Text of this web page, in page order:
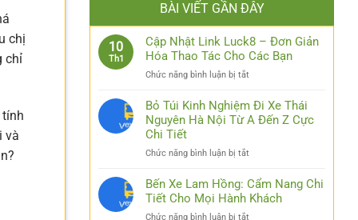
chị
chỉ
và
BÀI VIẾT GẦN ĐÂY
10
Th1
Cập Nhật Link Luck8 – Đơn Giản
Hóa Thao Tác Cho Các Bạn
Chức năng bình luận bị tắt
Nhật
Link
Đơn
Hóa
Thao
Bỏ Túi Kinh Nghiệm Đi Xe Thái
Nguyên Hà Nội Từ A Đến Z Cực
Chi Tiết
Chức năng bình luận bị tắt
Túi
Kinh
Bến Xe Lam Hồng: Cẩm Nang Chi
Tiết Cho Mọi Hành Khách
Chức năng bình luận bị tắt